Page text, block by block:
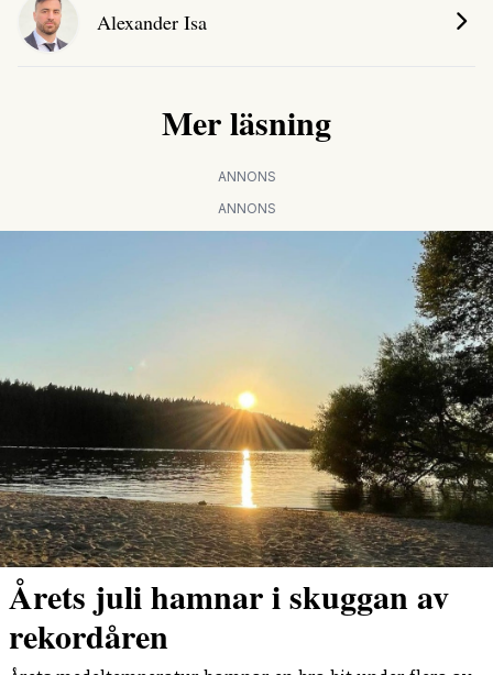
Alexander Isa
Mer läsning
ANNONS
ANNONS
Årets juli hamnar i skuggan av
rekordåren